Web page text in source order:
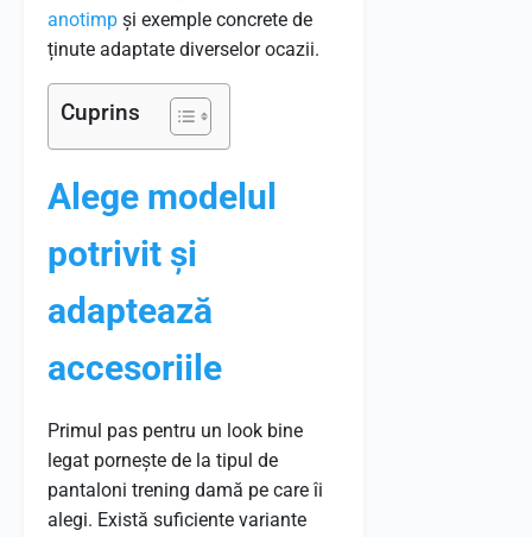
anotimp și exemple concrete de
ținute adaptate diverselor ocazii.
Cuprins
Alege modelul
potrivit și
adaptează
accesoriile
Primul pas pentru un look bine
legat pornește de la tipul de
pantaloni trening damă pe care îi
alegi. Există suficiente variante